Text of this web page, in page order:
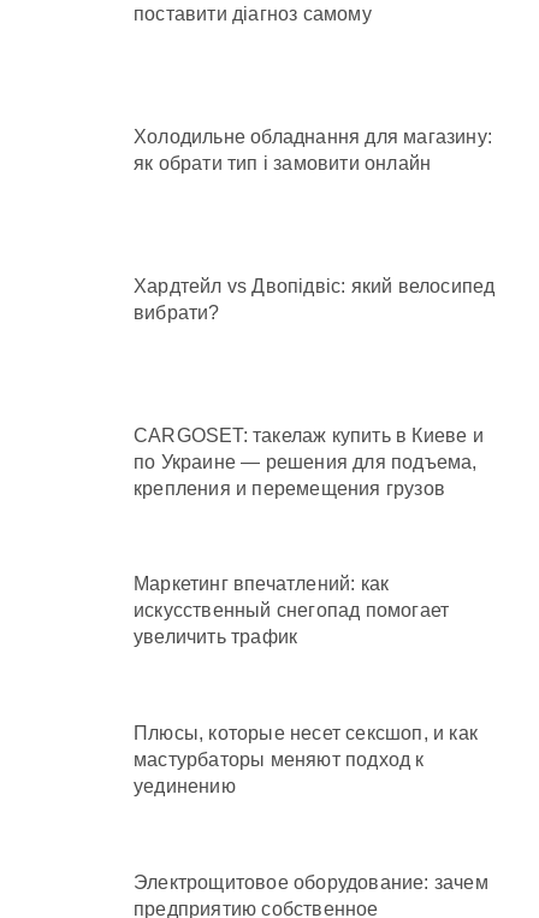
поставити діагноз самому
Холодильне обладнання для магазину:
як обрати тип і замовити онлайн
Хардтейл vs Двопідвіс: який велосипед
вибрати?
CARGOSET: такелаж купить в Киеве и
по Украине — решения для подъема,
крепления и перемещения грузов
Маркетинг впечатлений: как
искусственный снегопад помогает
увеличить трафик
Плюсы, которые несет сексшоп, и как
мастурбаторы меняют подход к
уединению
Электрощитовое оборудование: зачем
предприятию собственное